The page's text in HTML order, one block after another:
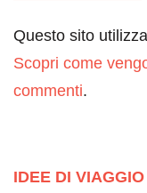
Questo sito
Scopri come
commenti.
IDEE DI VIAGGIO